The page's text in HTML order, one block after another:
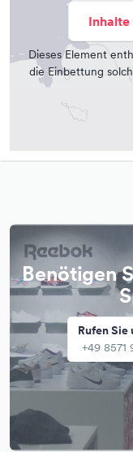
Dieses Element
die Einbettung
Benötigen
Rufen Sie
+49 8571